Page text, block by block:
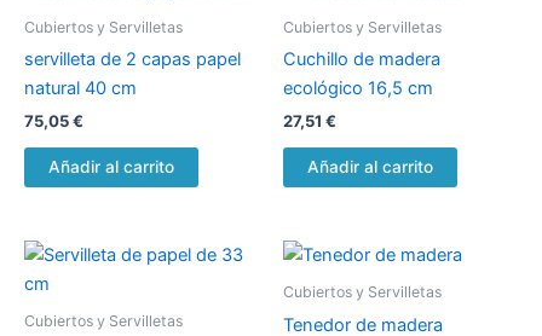
Cubiertos y Servilletas
servilleta de 2 capas papel
natural 40 cm
75,05€
Añadir al carrito
Cubiertos y Servilletas
Cuchillo de madera
ecológico 16,5 cm
27,51 €
Añadir al carrito
Cubiertos y Servilletas
Cubiertos y Servilletas
Tenedor de madera